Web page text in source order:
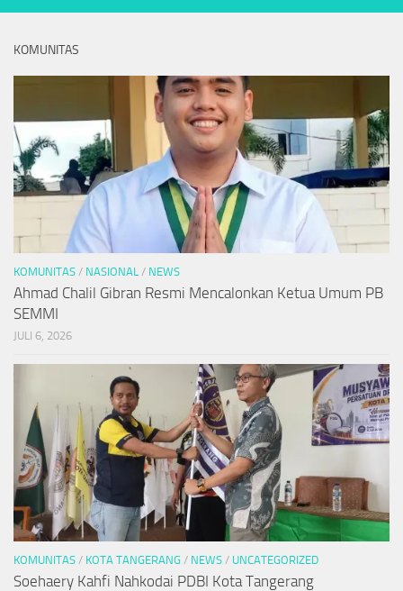
KOMUNITAS
KOMUNITAS / NASIONAL / NEWS
Ahmad Chalil Gibran Resmi Mencalonkan Ketua Umum PB
SEMMI
JULI 6, 2026
KOMUNITAS / KOTA TANGERANG / NEWS / UNCATEGORIZED
Soehaery Kahfi Nahkodai PDBI Kota Tangerang